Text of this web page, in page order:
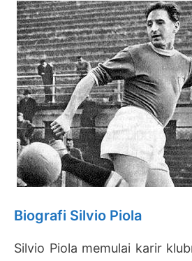
Biografi Silvio Piola
Silvio Piola memulai karir